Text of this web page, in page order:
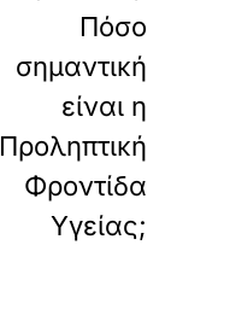
Πόσο
σημαντική
είναι η
Προληπτική
Φροντίδα
Υγείας;